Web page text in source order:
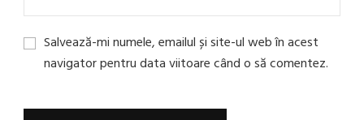
Salvează-mi numele, emailul și site-ul web în acest
navigator pentru data viitoare când o să comentez.